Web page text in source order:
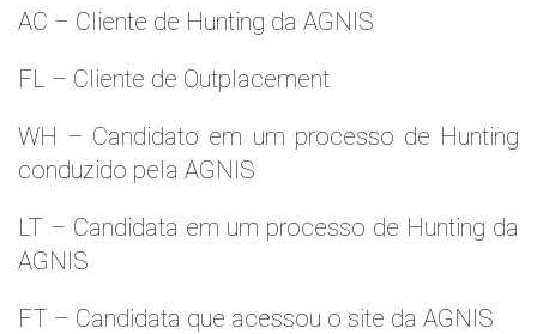
AC – Cliente de Hunting da AGNIS
FL – Cliente de Outplacement
WH – Candidato em um processo de Hunting
conduzido pela AGNIS
LT – Candidata em um processo de Hunting da
AGNIS
FT – Candidata que acessou o site da AGNIS